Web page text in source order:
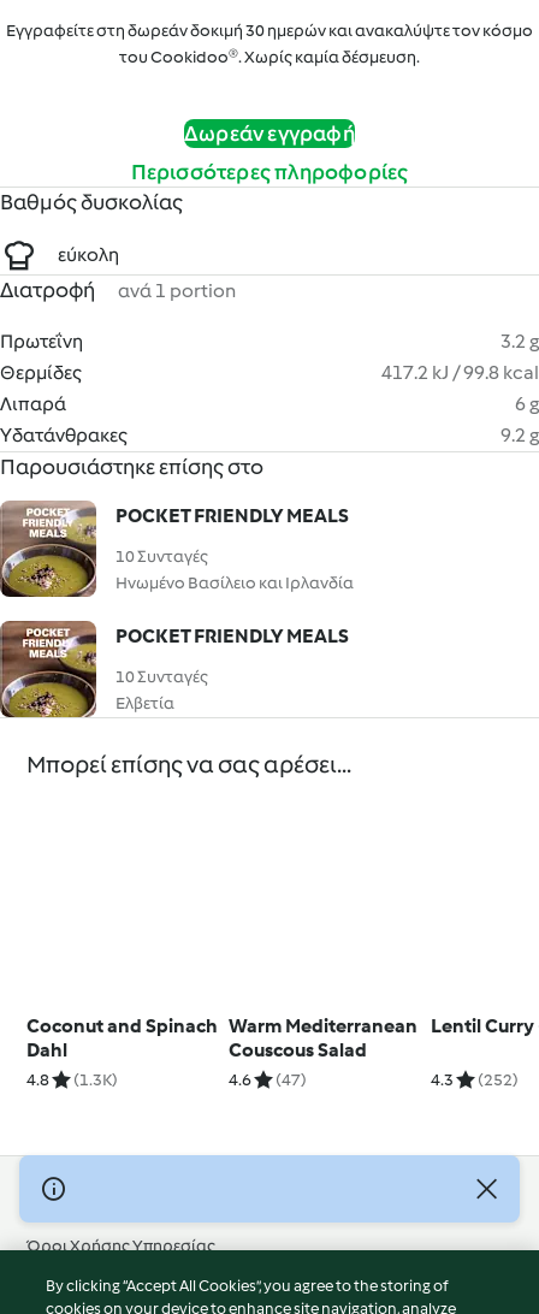
Εγγραφείτε στη δωρεάν δοκιμή 30 ημερών και ανακαλύψτε τον κόσμο
του Cookidoo®. Χωρίς καμία δέσμευση.
Δωρεάν εγγραφή
Περισσότερες πληροφορίες
Βαθμός δυσκολίας
εύκολη
Διατροφή ανά 1 portion
Πρωτεΐνη
3.2 g
Θερμίδες
417.2 kJ / 99.8 kcal
Λιπαρά
6 g
Υδατάνθρακες
9.2 g
Παρουσιάστηκε επίσης στο
POCKET FRIENDLY MEALS
10 Συνταγές
Ηνωμένο Βασίλειο και Ιρλανδία
POCKET FRIENDLY MEALS
10 Συνταγές
Ελβετία
Μπορεί επίσης να σας αρέσει...
Coconut and Spinach
Dahl
4.8 (1.3K)
Warm Mediterranean
Couscous Salad
4.6 (47)
Lentil Curry
4.3 (252)
© Πνευματικά Δικαιώματα 2026
Όροι Χρήσης Υπηρεσίας
Πολιτική Απορρήτου
Δήλωση Αποποίησης Ευθύνης
By clicking “Accept All Cookies”, you agree to the storing of
cookies on your device to enhance site navigation, analyze